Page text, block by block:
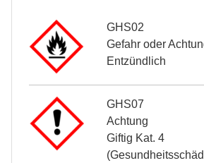
GHS02
Gefahr oder
Entzündlich
GHS07
Achtung
Giftig Kat. 4